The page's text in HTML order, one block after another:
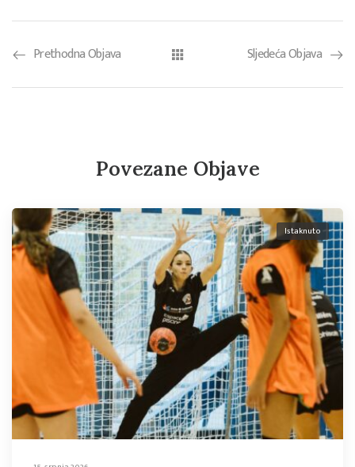
Prethodna Objava Sljedeća Objava
Povezane Objave
Istaknuto